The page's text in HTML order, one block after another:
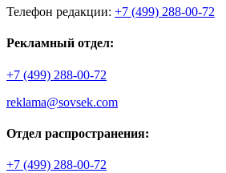
Телефон редакции: +7 (499) 288-00-72
Рекламный отдел:
+7 (499) 288-00-72
reklama@sovsek.com
Отдел распространения:
+7 (499) 288-00-72